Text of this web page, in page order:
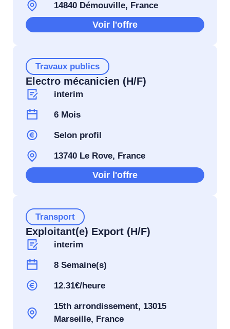
14840 Démouville, France
Voir l'offre
Travaux publics
Electro mécanicien (H/F)
interim
6 Mois
Selon profil
13740 Le Rove, France
Voir l'offre
Transport
Exploitant(e) Export (H/F)
interim
8 Semaine(s)
12.31€/heure
15th arrondissement, 13015
Marseille, France